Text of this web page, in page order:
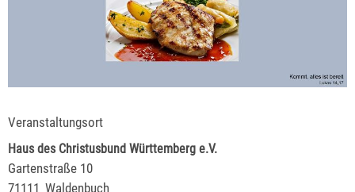
Veranstaltungsort
Haus des Christusbund Württemberg e.V.
Gartenstraße 10
71111 Waldenbuch